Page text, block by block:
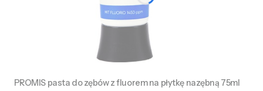
PROMIS pasta do zębów z fluorem na płytkę nazębną 75ml